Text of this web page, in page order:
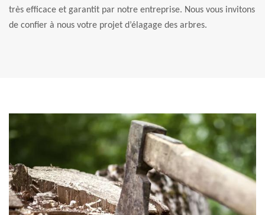
très efficace et garantit par notre entreprise. Nous vous invitons
de confier à nous votre projet d’élagage des arbres.